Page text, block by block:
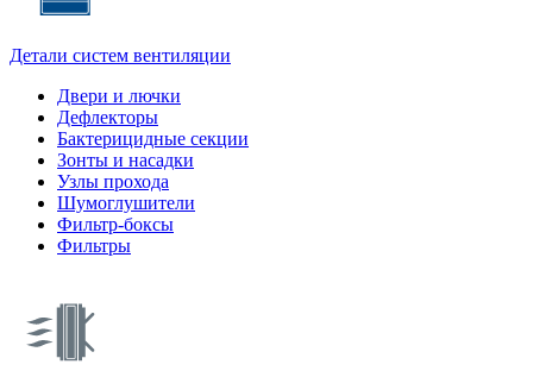
Детали систем вентиляции
Двери и лючки
Дефлекторы
Бактерицидные секции
Зонты и насадки
Узлы прохода
Шумоглушители
Фильтр-боксы
Фильтры